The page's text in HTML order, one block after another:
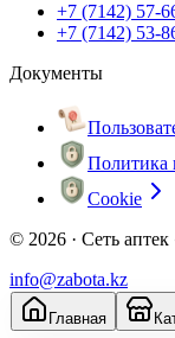
+7 (7142) 57-
+7 (7142) 53-
Документы
Политика
Cookie
© 2026 · Сеть аптек
info@zabota.kz
Главная